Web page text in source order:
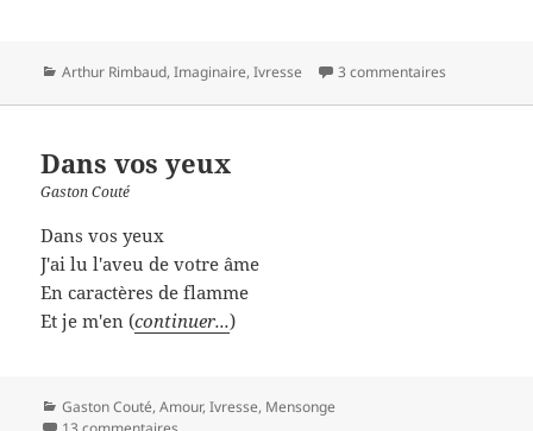
Catégories
Arthur Rimbaud,Imaginaire,Ivresse 3 commentaires
Dans vos yeux
Gaston Couté
Dans vos yeux
J'ai lu l'aveu de votre âme
En caractères de flamme
Et je m'en (continuer...)
Catégories
Gaston Couté,Amour,Ivresse, Mensonge